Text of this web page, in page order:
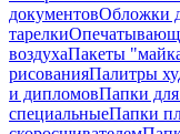
документовОбложки
тарелки
воздухаПакеты
рисованияПалитры
и дипломовПапки для
специальныеПапки